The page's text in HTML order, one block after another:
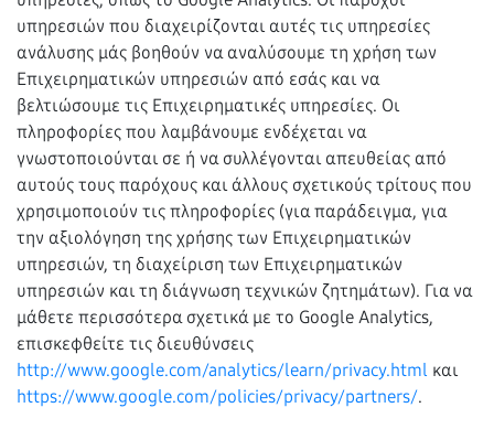
υπηρεσιών που διαχειρίζονται αυτές τις υπηρεσίες
ανάλυσης μάς βοηθούν να αναλύσουμε τη χρήση των
Επιχειρηματικών υπηρεσιών από εσάς και να
βελτιώσουμε τις Επιχειρηματικές υπηρεσίες. Οι
πληροφορίες που λαμβάνουμε ενδέχεται να
γνωστοποιούνται σε ή να συλλέγονται απευθείας από
αυτούς τους παρόχους και άλλους σχετικούς τρίτους που
χρησιμοποιούν τις πληροφορίες (για παράδειγμα, για
την αξιολόγηση της χρήσης των Επιχειρηματικών
υπηρεσιών, τη διαχείριση των Επιχειρηματικών
υπηρεσιών και τη διάγνωση τεχνικών ζητημάτων). Για να
μάθετε περισσότερα σχετικά με το Google Analytics,
επισκεφθείτε τις διευθύνσεις
http://www.google.com/analytics/learn/privacy.html και
https://www.google.com/policies/privacy/partners/.